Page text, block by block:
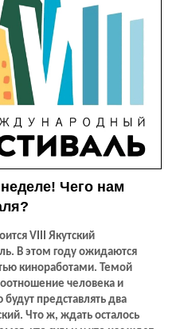
Чего нам
VIII Якутский
В этом году ожидаются
киноработами. Темой
человека и
представлять два
Что ж, ждать осталось